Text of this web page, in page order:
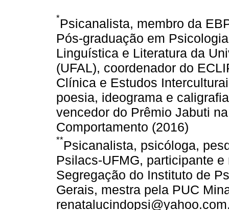
*Psicanalista, membro da
Pós-graduação em
Linguística e Literatura da
(UFAL), coordenador do
Clínica e Estudos
poesia, ideograma e
vencedor do Prêmio Jabuti
Comportamento (2016)
**Psicanalista, psicóloga,
Psilacs-UFMG, participante
Segregação do Instituto de
Gerais, mestra pela PUC